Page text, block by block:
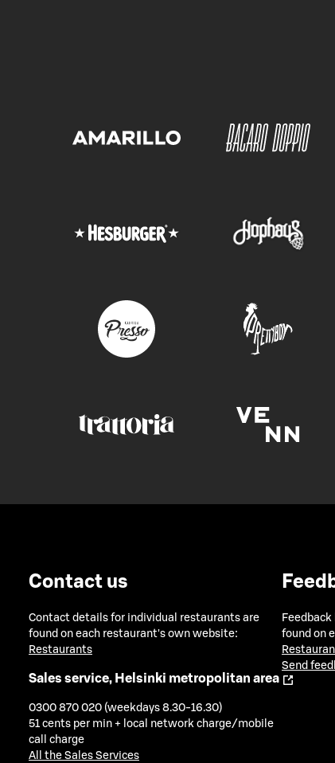
Contact us
Contact details for individual restaurants are
found on each restaurant's own website:
Restaurants
Sales service, Helsinki metropolitan area
0300 870 020 (weekdays 8.30-16.30)
51 cents per min + local network charge/mobile
call charge
All the Sales Services
found on
Send